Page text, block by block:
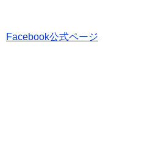
Facebook公式ページ